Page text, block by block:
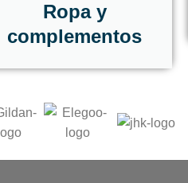
Ropa y
complementos